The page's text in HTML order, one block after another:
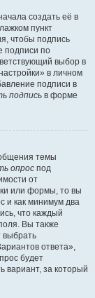
создать её в
пункт
чтобы подпись
подписи по
выбор в
в личном
подписи в
подпись в форме
темы
опрос под
от
или формы, то вы
и как минимум два
что каждый
Вы также
выбрать
ответа»,
будет
вариант, за который